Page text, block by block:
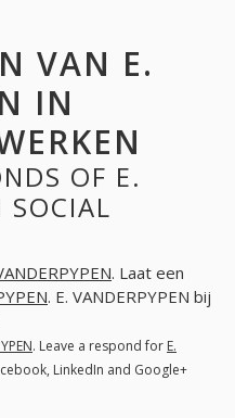
VAN E.
IN
OF E.
SOCIAL
. Laat een
. E. VANDERPYPEN bij
. Leave a respond for E.
LinkedIn and Google+